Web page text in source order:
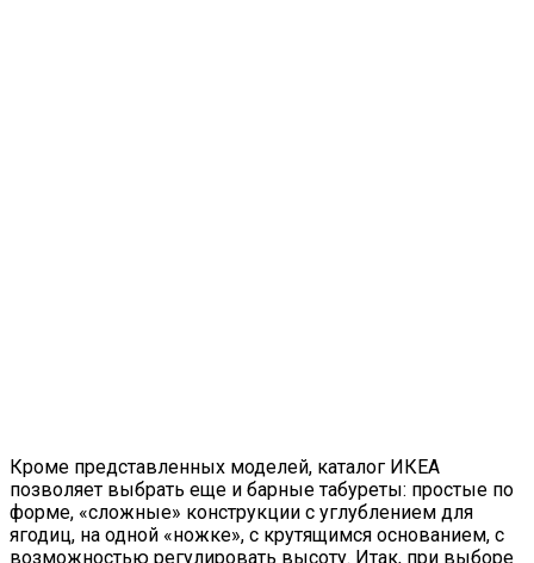
Кроме представленных моделей, каталог ИКЕА
позволяет выбрать еще и барные табуреты: простые по
форме, «сложные» конструкции с углублением для
ягодиц, на одной «ножке», с крутящимся основанием, с
возможностью регулировать высоту. Итак, при выборе